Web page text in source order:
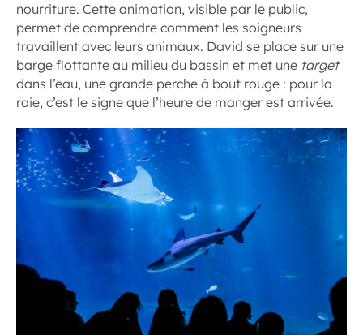
nourriture. Cette animation, visible par le public,
permet de comprendre comment les soigneurs
travaillent avec leurs animaux. David se place sur une
barge flottante au milieu du bassin et met une target
dans l’eau, une grande perche à bout rouge : pour la
raie, c’est le signe que l’heure de manger est arrivée.